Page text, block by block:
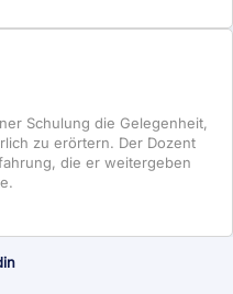
Schulung die Gelegenheit,
zu erörtern. Der Dozent
die er weitergeben